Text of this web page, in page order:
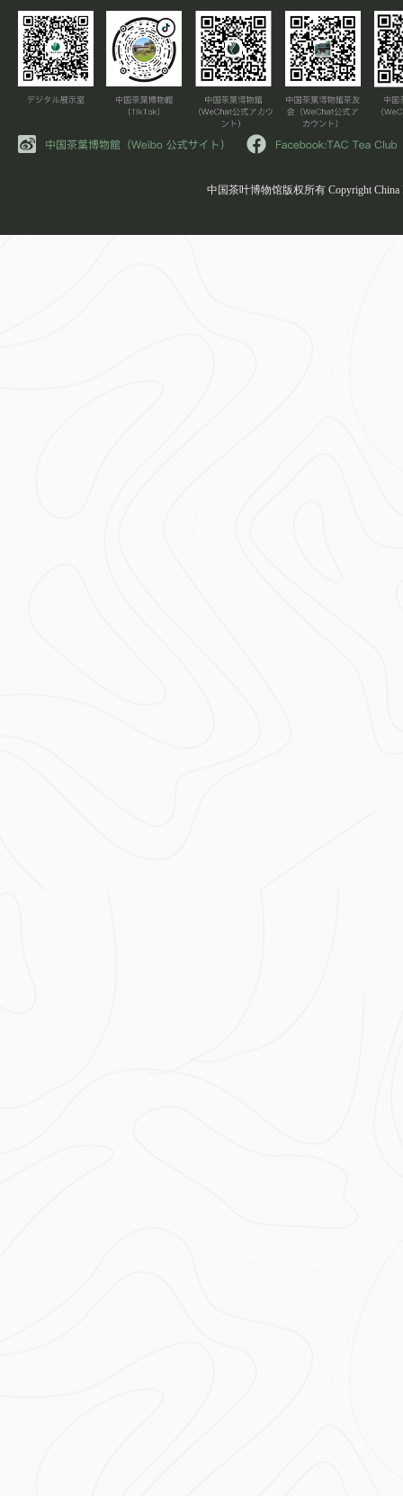
中国茶叶博物馆版权所有 Copyright China